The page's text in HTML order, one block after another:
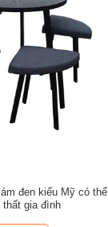
đen kiểu Mỹ có thể
thất gia đình